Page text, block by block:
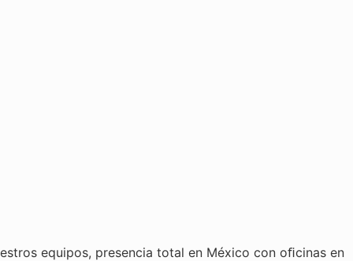
equipos, presencia total en México con oﬁcinas en